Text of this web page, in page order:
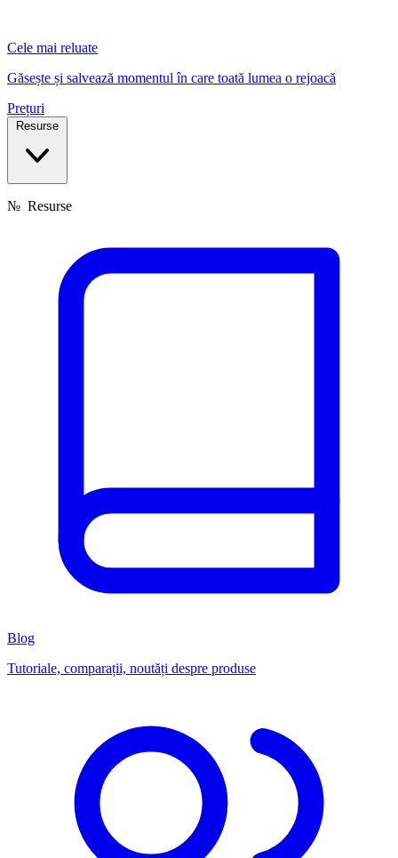
Cele mai reluate
Găsește și salvează momentul în care toată lumea o rejoacă
Prețuri
Resurse
№ Resurse
Blog
Tutoriale, comparații, noutăți despre produse